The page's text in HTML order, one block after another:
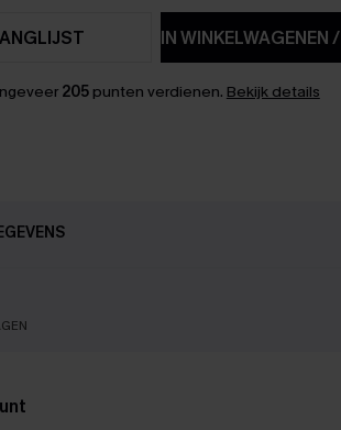
IN WINKELWAGENEN/
205punten verdienen. Bekijk details